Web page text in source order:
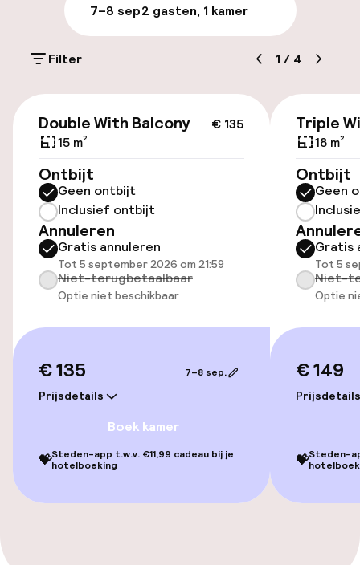
Parkeergelegenheid op eigen terrein
(buiten)
Openbaar parkeren
Toegankelijkheid
Overal rolstoeltoegankelijk
Lift
Entertainment
Gratis wifi
Eet- en drinkgelegenheden
Restaurant
7–8 sep2 gasten, 1 kamer
Filter 1 / 4
€ 135
Double With Balcony
15 m²
Ontbijt
Geen ontbijt
Inclusief ontbijt
Annuleren
Gratis annuleren
Tot 5 september 2026 om 21:59
Niet-terugbetaalbaar
Optie niet beschikbaar
€ 135
Prijsdetails
7–8 sep.
Boek kamer
💝Steden-app t.w.v. €11,99 cadeau bij je
hotelboeking
Triple
18 m²
Ontbijt
Geen
Gratis
Tot 5
Niet-
Optie
€ 149
Prijsdetails
💝Steden-